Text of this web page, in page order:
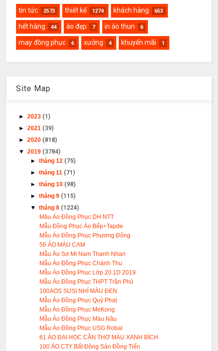
tin tức 2573 thiết kế 1274 khách hàng 653
hết hàng 44 áo đẹp 7 in áo thun 6
may đồng phục 6 xưởng 4 khuyến mãi 1
Site Map
►2023 (1)
►2021 (39)
►2020 (818)
▼2019 (3784)
►tháng 12 (75)
►tháng 11 (71)
►tháng 10 (98)
►tháng 9 (115)
▼tháng 8 (1224)
Mâu Áo Đồng Phục DH NTT
Mẫu Đồng Phục Áo Bếp+Tapde
Mẫu Áo Đồng Phục Phương Đông
56 ÁO MÀU CAM
Mẫu Áo Sơ Mi Nam Thanh Nhan
Mẫu Áo Đồng Phục Chánh Thu
Mẫu Áo Đồng Phục Lớp 20.1D 2019
Mẫu Áo Đồng Phục THPT Trần Phú
100AOS SUSI NHÍ MÀU ĐEN
Mẫu Áo Đồng Phục Quý Phat
Mẫu Áo Đồng Phục MeKong
Mẫu Áo Đồng Phục Màu Nâu
Mẫu Áo Đồng Phục USG Robal
61 ÁO ĐẠI HỌC CẦN THƠ MÀU XANH BÍCH
100 ÁO CTY Bất Động Sản Đồng Tiến